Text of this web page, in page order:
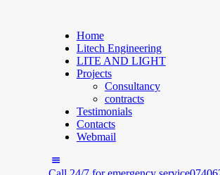
Home
Litech Engineering
LITE AND LIGHT
Projects
Consultancy
contracts
Testimonials
Contacts
Webmail